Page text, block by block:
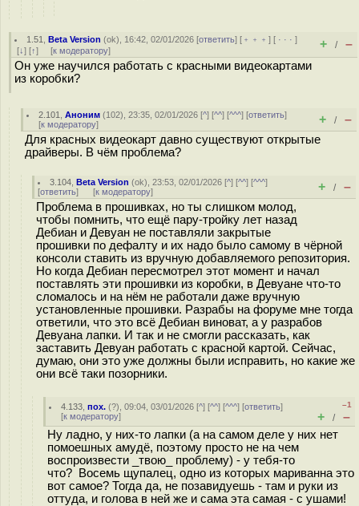
1.51 ,Beta Version (ok), 16:42, 02/01/2026 [ответить] [ ﹢﹢﹢] [ · · ·]
[↓] [↑] [к модератору] + / –
Он уже научился работать с красными видеокартами
из коробки?
2.101 ,Аноним (102), 23:35, 02/01/2026 [^] [^^] [^^^] [ответить]
[к модератору] + / –
Для красных видеокарт давно существуют открытые
драйверы. В чём проблема?
3.104 ,Beta Version (ok), 23:53, 02/01/2026 [^] [^^] [^^^]
[ответить] [к модератору] + / –
Проблема в прошивках, но ты слишком молод,
чтобы помнить, что ещё пару-тройку лет назад
Дебиан и Девуан не поставляли закрытые
прошивки по дефалту и их надо было самому в чёрной
консоли ставить из вручную добавляемого репозитория.
Но когда Дебиан пересмотрел этот момент и начал
поставлять эти прошивки из коробки, в Девуане что-то
сломалось и на нём не работали даже вручную
установленные прошивки. Разрабы на форуме мне тогда
ответили, что это всё Дебиан виноват, а у разрабов
Девуана лапки. И так и не смогли рассказать, как
заставить Девуан работать с красной картой. Сейчас,
думаю, они это уже должны были исправить, но какие же
они всё таки позорники.
4.133 ,пох. (?), 09:04, 03/01/2026 [^] [^^] [^^^] [ответить]
[к модератору]
–1
+ / –
Ну ладно, у них-то лапки (а на самом деле у них нет
помоешных амудё, поэтому просто не на чем
воспроизвести _твою_ проблему) - у тебя-то
что? Восемь щупалец, одно из которых мариванна это
вот самое? Тогда да, не позавидуешь - там и руки из
оттуда, и голова в ней же и сама эта самая - с ушами!